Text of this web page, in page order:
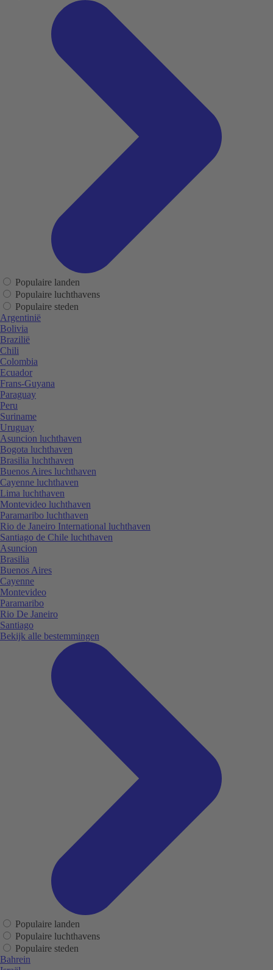
Populaire landen
Populaire luchthavens
Populaire steden
Argentinië
Bolivia
Brazilië
Chili
Colombia
Ecuador
Frans-Guyana
Paraguay
Peru
Suriname
Uruguay
Asuncion luchthaven
Bogota luchthaven
Brasilia luchthaven
Buenos Aires luchthaven
Cayenne luchthaven
Lima luchthaven
Montevideo luchthaven
Paramaribo luchthaven
Rio de Janeiro International luchthaven
Santiago de Chile luchthaven
Asuncion
Brasilia
Buenos Aires
Cayenne
Montevideo
Paramaribo
Rio De Janeiro
Santiago
Bekijk alle bestemmingen
Populaire landen
Populaire luchthavens
Populaire steden
Bahrein